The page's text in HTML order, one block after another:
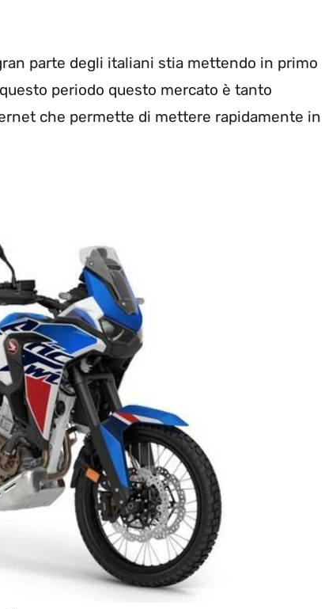
parte degli italiani stia mettendo in primo
periodo questo mercato è tanto
che permette di mettere rapidamente in